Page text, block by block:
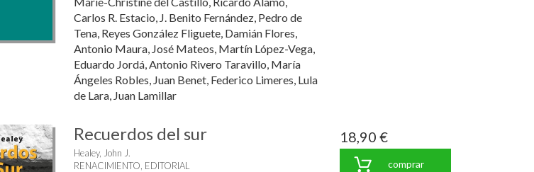
Carlos R. Estacio, J. Benito Fernández, Pedro de
Tena, Reyes González Fliguete, Damián Flores,
Antonio Maura, José Mateos, Martín López-Vega,
Eduardo Jordá, Antonio Rivero Taravillo, María
Ángeles Robles, Juan Benet, Federico Limeres, Lula
de Lara, Juan Lamillar
Recuerdos del sur
Healey, John J.
RENACIMIENTO, EDITORIAL
18,90 €
comprar